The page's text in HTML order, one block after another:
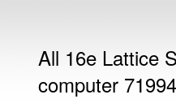
All 16e Lattice
computer